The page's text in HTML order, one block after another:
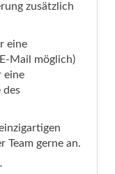
zusätzlich
eine
Mail möglich)
eine
des
Team gerne an.